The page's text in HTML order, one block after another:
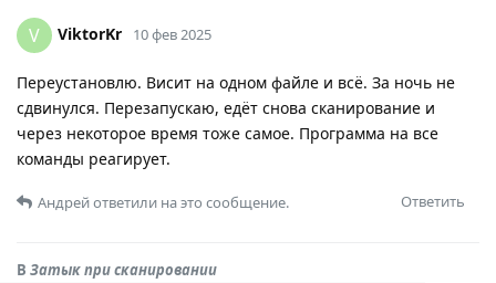
V ViktorKr 10 фев 2025
Переустановлю. Висит на одном файле и всё. За ночь не
сдвинулся. Перезапускаю, едёт снова сканирование и
через некоторое время тоже самое. Программа на все
команды реагирует.
Ответить
Андрейответили на это сообщение.
В Затык при сканировании